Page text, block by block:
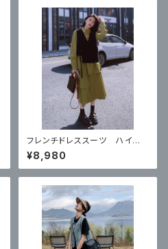
フレンチドレススーツ ハイエ
ンドシャツドレススーツベスト 2
点セット
¥8,980